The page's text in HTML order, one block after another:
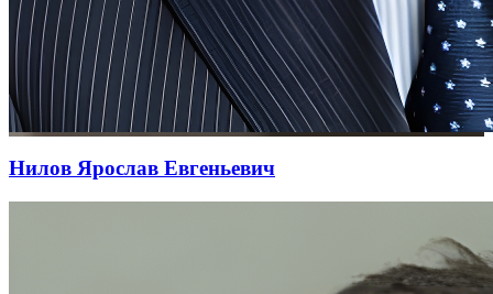
Нилов Ярослав Евгеньевич